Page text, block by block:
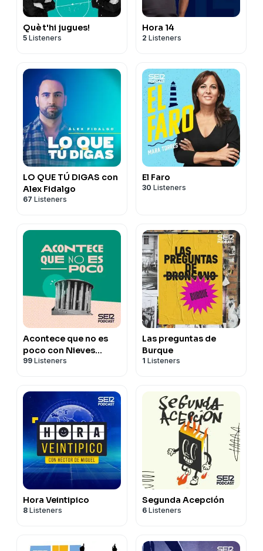
Què t'hi jugues!
5 Listeners
Hora 14
2 Listeners
LO QUE TÚ DIGAS con
Alex Fidalgo
67 Listeners
El Faro
30 Listeners
Acontece que no es
poco con Nieves
Concostrina
99 Listeners
Las preguntas de
Burque
1 Listeners
Hora Veintipico
8 Listeners
Segunda Acepción
6 Listeners